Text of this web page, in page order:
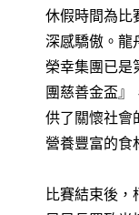
休假時間為比
深感驕傲。龍
榮幸集團已是
團慈善金盃』
供了關懷社會
營養豐富的食
比賽結束後，